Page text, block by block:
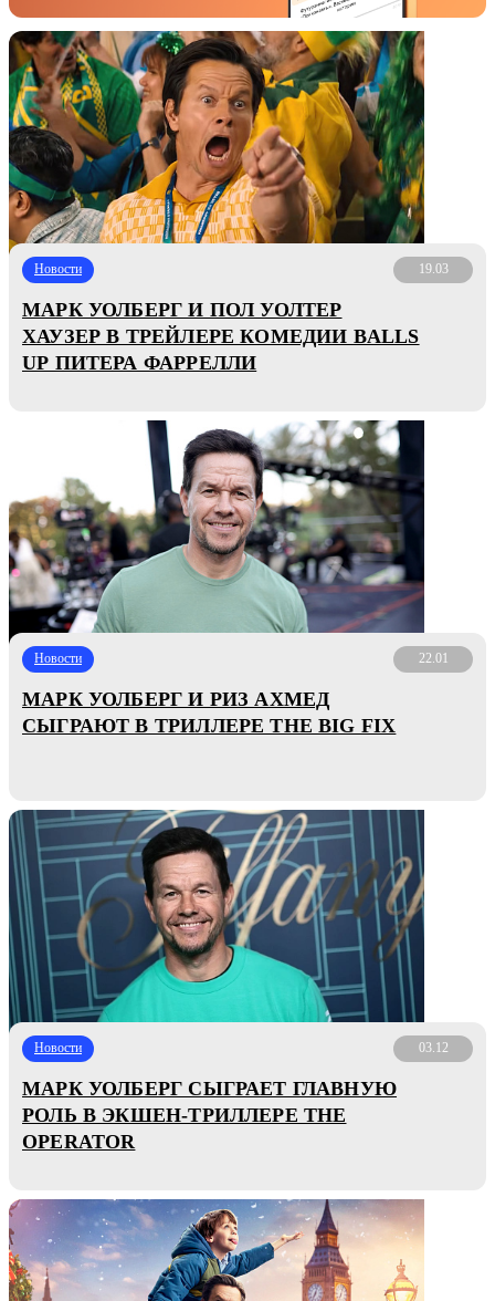
Новости 19.03
МАРК УОЛБЕРГ И ПОЛ УОЛТЕР
ХАУЗЕР В ТРЕЙЛЕРЕ КОМЕДИИ BALLS
UP ПИТЕРА ФАРРЕЛЛИ
Новости 22.01
МАРК УОЛБЕРГ И РИЗ АХМЕД
СЫГРАЮТ В ТРИЛЛЕРЕ THE BIG FIX
Новости 03.12
МАРК УОЛБЕРГ СЫГРАЕТ ГЛАВНУЮ
РОЛЬ В ЭКШЕН-ТРИЛЛЕРЕ THE
OPERATOR